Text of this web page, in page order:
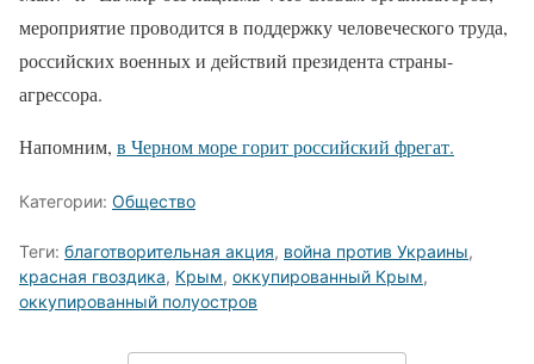
мероприятие проводится в поддержку человеческого труда,
российских военных и действий президента страны-
агрессора.
Напомним, в Черном море горит российский фрегат.
Категории: Общество
Теги: благотворительная акция, война против Украины,
красная гвоздика, Крым, оккупированный Крым,
оккупированный полуостров